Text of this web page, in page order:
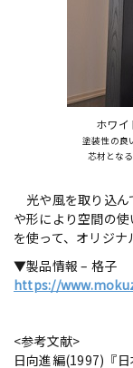
ホワイ
塗装性の良
芯材とな
光や風を取り込ん
や形により空間の
を使って、オリジナ
▼製品情報 – 格子
https://
<参考文献>
日向進編(1997)『